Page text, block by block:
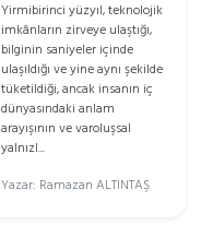
Yirmibirinci yüzyıl, teknolojik
imkânların zirveye ulaştığı,
bilginin saniyeler içinde
ulaşıldığı ve yine aynı şekilde
tüketildiği, ancak insanın iç
dünyasındaki anlam
arayışının ve varoluşsal
yalnızl...
Yazar: Ramazan ALTINTAŞ